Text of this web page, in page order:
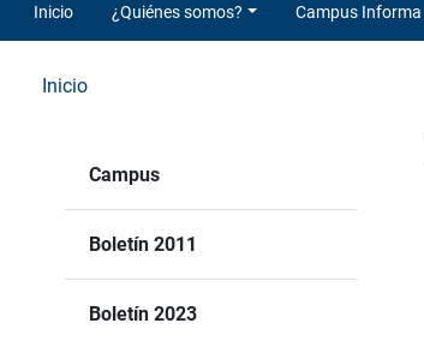
Inicio ¿Quiénes somos? Campus Informa
Inicio
Campus
Boletín 2011
Boletín 2023